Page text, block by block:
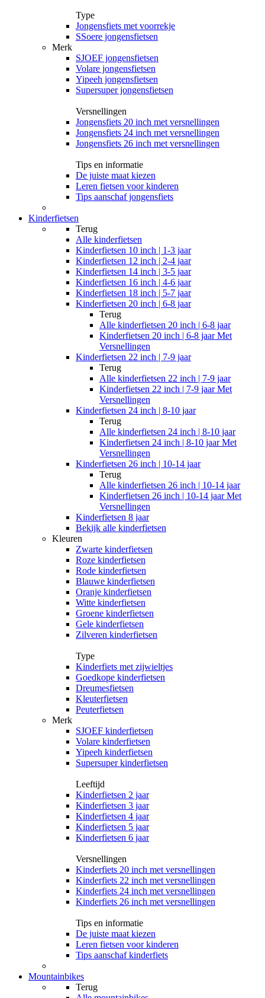
Type
Jongensfiets met voorrekje
SSoere jongensfietsen
Merk
SJOEF jongensfietsen
Volare jongensfietsen
Yipeeh jongensfietsen
Supersuper jongensfietsen
Versnellingen
Jongensfiets 20 inch met versnellingen
Jongensfiets 24 inch met versnellingen
Jongensfiets 26 inch met versnellingen
Tips en informatie
De juiste maat kiezen
Leren fietsen voor kinderen
Tips aanschaf jongensfiets
Kinderfietsen
Terug
Alle kinderfietsen
Kinderfietsen 10 inch | 1-3 jaar
Kinderfietsen 12 inch | 2-4 jaar
Kinderfietsen 14 inch | 3-5 jaar
Kinderfietsen 16 inch | 4-6 jaar
Kinderfietsen 18 inch | 5-7 jaar
Kinderfietsen 20 inch | 6-8 jaar
Terug
Alle kinderfietsen 20 inch | 6-8 jaar
Kinderfietsen 20 inch | 6-8 jaar Met
Versnellingen
Kinderfietsen 22 inch | 7-9 jaar
Terug
Alle kinderfietsen 22 inch | 7-9 jaar
Kinderfietsen 22 inch | 7-9 jaar Met
Versnellingen
Kinderfietsen 24 inch | 8-10 jaar
Terug
Alle kinderfietsen 24 inch | 8-10 jaar
Kinderfietsen 24 inch | 8-10 jaar Met
Versnellingen
Kinderfietsen 26 inch | 10-14 jaar
Terug
Alle kinderfietsen 26 inch | 10-14 jaar
Kinderfietsen 26 inch | 10-14 jaar Met
Versnellingen
Kinderfietsen 8 jaar
Bekijk alle kinderfietsen
Kleuren
Zwarte kinderfietsen
Roze kinderfietsen
Rode kinderfietsen
Blauwe kinderfietsen
Oranje kinderfietsen
Witte kinderfietsen
Groene kinderfietsen
Gele kinderfietsen
Zilveren kinderfietsen
Type
Kinderfiets met zijwieltjes
Goedkope kinderfietsen
Dreumesfietsen
Kleuterfietsen
Peuterfietsen
Merk
SJOEF kinderfietsen
Volare kinderfietsen
Yipeeh kinderfietsen
Supersuper kinderfietsen
Leeftijd
Kinderfietsen 2 jaar
Kinderfietsen 3 jaar
Kinderfietsen 4 jaar
Kinderfietsen 5 jaar
Kinderfietsen 6 jaar
Versnellingen
Kinderfiets 20 inch met versnellingen
Kinderfiets 22 inch met versnellingen
Kinderfiets 24 inch met versnellingen
Kinderfiets 26 inch met versnellingen
Tips en informatie
De juiste maat kiezen
Leren fietsen voor kinderen
Tips aanschaf kinderfiets
Mountainbikes
Terug